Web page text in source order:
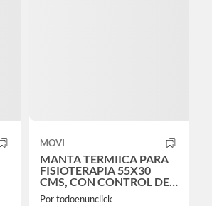
MOVI
MANTA TERMIICA PARA
FISIOTERAPIA 55X30
CMS, CON CONTROL DE
TEMPERATURA
Por todoenunclick